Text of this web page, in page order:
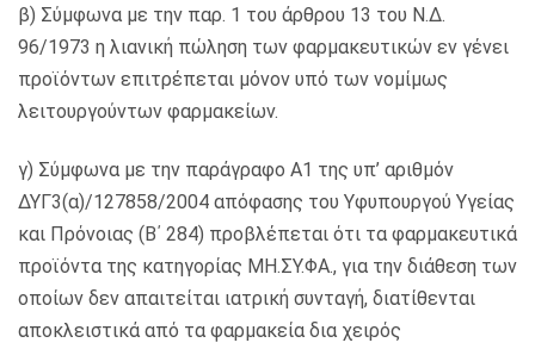
β) Σύμφωνα με την παρ. 1 του άρθρου 13 του Ν.Δ.
96/1973 η λιανική πώληση των φαρμακευτικών εν γένει
προϊόντων επιτρέπεται μόνον υπό των νομίμως
λειτουργούντων φαρμακείων.
γ) Σύμφωνα με την παράγραφο Α1 της υπ’ αριθμόν
ΔΥΓ3(α)/127858/2004 απόφασης του Υφυπουργού Υγείας
και Πρόνοιας (Β΄ 284) προβλέπεται ότι τα φαρμακευτικά
προϊόντα της κατηγορίας ΜΗ.ΣΥ.ΦΑ., για την διάθεση των
οποίων δεν απαιτείται ιατρική συνταγή, διατίθενται
αποκλειστικά από τα φαρμακεία δια χειρός